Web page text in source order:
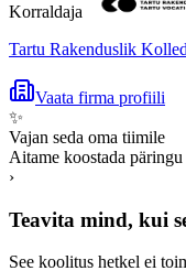
Korraldaja
Tartu Rakenduslik
Vaata firma profiili
✨
Vajan seda oma tiimile
Aitame koostada päringu
›
Teavita mind, kui
See koolitus hetkel ei